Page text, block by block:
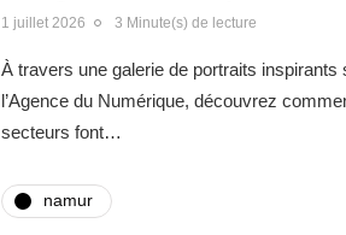
1 juillet 2026 3 Minute(s) de lecture
À travers une galerie de portraits inspirants
l’Agence du Numérique, découvrez
secteurs font…
namur